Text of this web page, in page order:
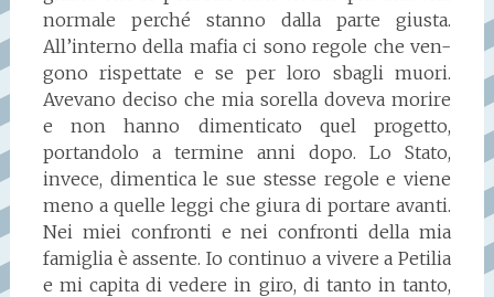
normale perché stanno dalla parte giusta.
All’interno della mafia ci sono regole che ven-
gono rispettate e se per loro sbagli muori.
Avevano deciso che mia sorella doveva morire
e non hanno dimenticato quel progetto,
portandolo a termine anni dopo. Lo Stato,
invece, dimentica le sue stesse regole e viene
meno a quelle leggi che giura di portare avanti.
Nei miei confronti e nei confronti della mia
famiglia è assente. Io continuo a vivere a Petilia
e mi capita di vedere in giro, di tanto in tanto,